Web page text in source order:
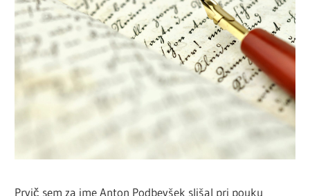
Prvič sem za ime Anton Podbevšek slišal pri pouku